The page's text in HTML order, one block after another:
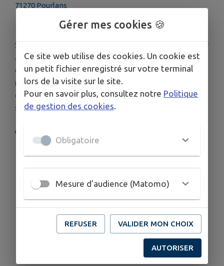
71270 Pourlans
Son âge est estimé à 320 ans. Il semble appartenir
à la variété tardive dite « chêne de juin » (typique
de la forêt de Pourlans). D’une hauteur de 39
mètres, d’un diamètre de 1,60 mètre et d’une
circonférence de 5 mètres, il s’agit du plus
spectaculaire des arbres classés par l’ONF.
/photo placeholder/
Gérer mes cookies 🍪
Ce site web utilise des cookies. Un cookie est
un petit fichier enregistré sur votre terminal
lors de la visite sur le site.
Pour en savoir plus, consultez notre Politique
de gestion des cookies
Obligatoire
Mesure d'audience (Matomo)
REFUSER VALIDER MON CHOIX
AUTORISER